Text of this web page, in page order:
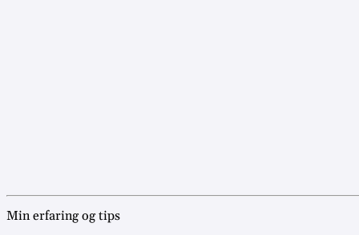
Min erfaring og tips